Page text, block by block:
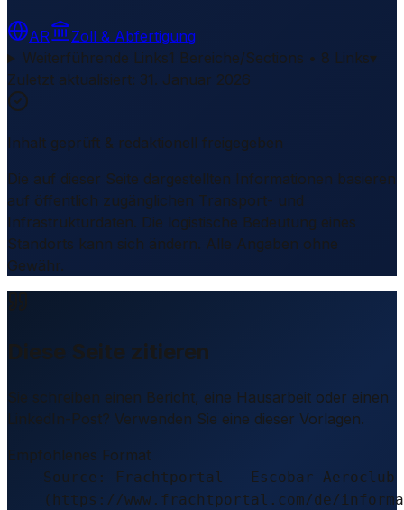
AR
Zoll & Abfertigung
Weiterführende Links1 Bereiche/Sections • 8 Links▾
Zuletzt aktualisiert: 31. Januar 2026
Inhalt geprüft & redaktionell freigegeben
Die auf dieser Seite dargestellten Informationen basieren
auf öffentlich zugänglichen Transport- und
Infrastrukturdaten. Die logistische Bedeutung eines
Standorts kann sich ändern. Alle Angaben ohne
Gewähr.
Diese Seite zitieren
Sie schreiben einen Bericht, eine Hausarbeit oder einen
LinkedIn-Post? Verwenden Sie eine dieser Vorlagen.
Empfohlenes Format
Source: Frachtportal – Escobar Aeroclub
(https://www.frachtportal.com/de/